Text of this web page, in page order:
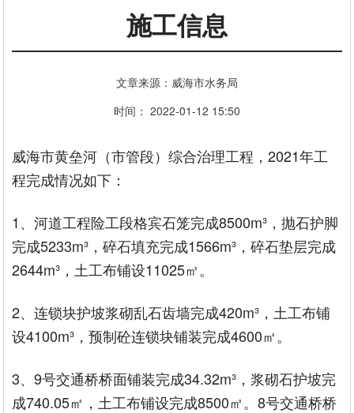
施工信息
文章来源：威海市水务局
时间： 2022-01-12 15:50
威海市黄垒河（市管段）综合治理工程，2021年工
程完成情况如下：
1、河道工程险工段格宾石笼完成8500m³，抛石护脚
完成5233m³，碎石填充完成1566m³，碎石垫层完成
2644m³，土工布铺设11025㎡。
2、连锁块护坡浆砌乱石齿墙完成420m³，土工布铺
设4100m³，预制砼连锁块铺装完成4600㎡。
3、9号交通桥桥面铺装完成34.32m³，浆砌石护坡完
成740.05㎡，土工布铺设完成8500㎡。8号交通桥桥